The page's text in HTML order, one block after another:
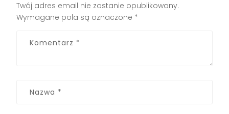
Twój adres email nie zostanie opublikowany.
Wymagane pola są oznaczone *